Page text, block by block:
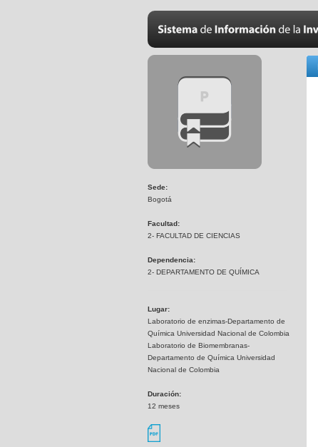
Sede:
Bogotá
Facultad:
2- FACULTAD DE CIENCIAS
Dependencia:
2- DEPARTAMENTO DE QUÍMICA
Lugar:
Laboratorio de enzimas-Departamento de
Química Universidad Nacional de Colombia
Laboratorio de Biomembranas-
Departamento de Química Universidad
Nacional de Colombia
Duración:
12 meses